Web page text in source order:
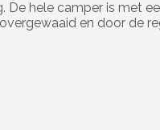
hele camper is met
en door de